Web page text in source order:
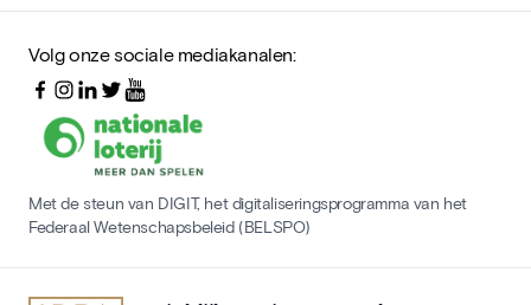
Volg onze sociale mediakanalen:
Met de steun van DIGIT, het digitaliseringsprogramma van het
Federaal Wetenschapsbeleid (BELSPO)